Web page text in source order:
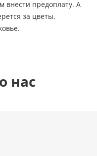
внести предоплату. А
за цветы,
нас